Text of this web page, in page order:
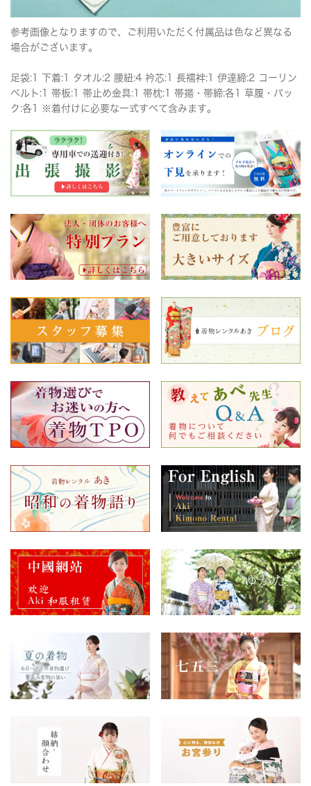
参考画像となりますので、ご利用いただく付属品は色など異なる
場合がございます。
足袋:1 下着:1 タオル:2 腰紐:4 衿芯:1 長襦袢:1 伊達締:2 コーリン
ベルト:1 帯板:1 帯止め金具:1 帯枕:1 帯揚・帯締:各1 草履・バッ
ク:各1 ※着付けに必要な一式すべて含みます。